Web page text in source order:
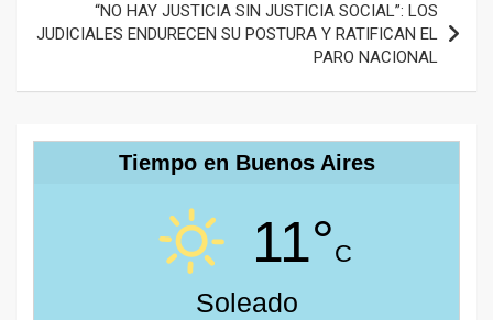
“NO HAY JUSTICIA SIN JUSTICIA SOCIAL”: LOS
JUDICIALES ENDURECEN SU POSTURA Y RATIFICAN EL
PARO NACIONAL
Tiempo en Buenos Aires
11°C
Soleado